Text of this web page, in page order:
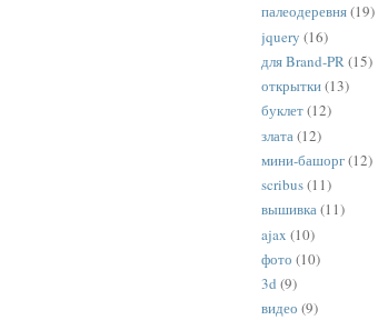
палеодеревня(19)
jquery (16)
для Brand-PR(15)
открытки(13)
буклет(12)
злата(12)
мини-башорг(12)
scribus(11)
вышивка(11)
ajax (10)
фото (10)
3d (9)
видео (9)